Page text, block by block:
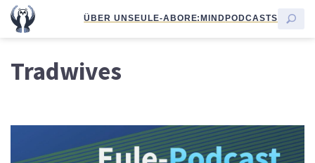
ÜBER UNSEULE-ABORE:MINDPODCASTS
Tradwives